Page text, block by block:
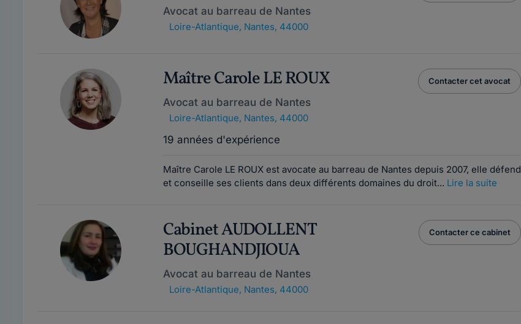
Avocat au barreau de Nantes
Loire-Atlantique, Nantes, 44000
Maître Carole LE ROUX
Avocat au barreau de Nantes
Loire-Atlantique, Nantes, 44000
19 années d'expérience
Contacter cet avocat
Maître Carole LE ROUX est avocate au barreau de Nantes depuis 2007, elle défend
et conseille ses clients dans deux différents domaines du droit... Lire la suite
Cabinet AUDOLLENT
BOUGHANDJIOUA
Avocat au barreau de Nantes
Loire-Atlantique, Nantes, 44000
Contacter ce cabinet